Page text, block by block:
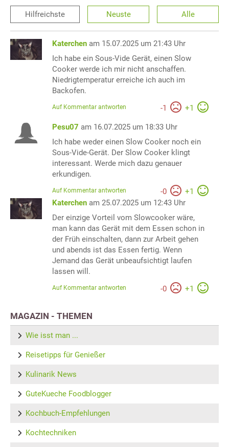
Hilfreichste Neuste Alle
Katerchen am 15.07.2025 um 21:43 Uhr
Ich habe ein Sous-Vide Gerät, einen Slow
Cooker werde ich mir nicht anschaffen.
Niedrigtemperatur erreiche ich auch im
Backofen.
-1 +1
Auf Kommentar antworten
Pesu07 am 16.07.2025 um 18:33 Uhr
Ich habe weder einen Slow Cooker noch ein
Sous-Vide-Gerät. Der Slow Cooker klingt
interessant. Werde mich dazu genauer
erkundigen.
-0 +1
Auf Kommentar antworten
Katerchen am 25.07.2025 um 12:43 Uhr
Der einzige Vorteil vom Slowcooker wäre,
man kann das Gerät mit dem Essen schon in
der Früh einschalten, dann zur Arbeit gehen
und abends ist das Essen fertig. Wenn
Jemand das Gerät unbeaufsichtigt laufen
lassen will.
-0 +1
Auf Kommentar antworten
MAGAZIN - THEMEN
Wie isst man ...
Reisetipps für Genießer
Kulinarik News
GuteKueche Foodblogger
Kochbuch-Empfehlungen
Kochtechniken